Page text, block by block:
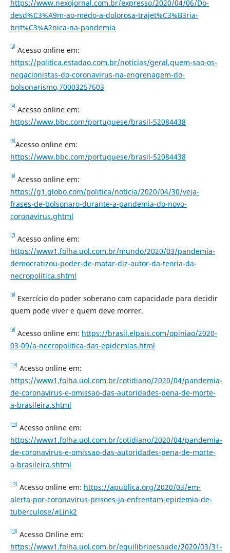
https://www.nexojornal.com.br/expresso/2020/04/06/Do-
desd%C3%A9m-ao-medo-a-dolorosa-trajet%C3%B3ria-
brit%C3%A2nica-na-pandemia
[3] Acesso online em:
https://politica.estadao.com.br/noticias/geral,quem-sao-os-
negacionistas-do-coronavirus-na-engrenagem-do-
bolsonarismo,70003257603
[4] Acesso online em:
https://www.bbc.com/portuguese/brasil-52084438
[5] Acesso online em:
https://www.bbc.com/portuguese/brasil-52084438
[6] Acesso online em:
https://g1.globo.com/politica/noticia/2020/04/30/veja-
frases-de-bolsonaro-durante-a-pandemia-do-novo-
coronavirus.ghtml
[7] Acesso online em:
https://www1.folha.uol.com.br/mundo/2020/03/pandemia-
democratizou-poder-de-matar-diz-autor-da-teoria-da-
necropolitica.shtml
[8]
Exercício do poder soberano com capacidade para decidir
quem pode viver e quem deve morrer.
[9] Acesso online em: https://brasil.elpais.com/opiniao/2020-
03-09/a-necropolitica-das-epidemias.html
[10] Acesso online em:
https://www1.folha.uol.com.br/cotidiano/2020/04/pandemia-
de-coronavirus-e-omissao-das-autoridades-pena-de-morte-
a-brasileira.shtml
[11] Acesso online em:
https://www1.folha.uol.com.br/cotidiano/2020/04/pandemia-
de-coronavirus-e-omissao-das-autoridades-pena-de-morte-
a-brasileira.shtml
[12] Acesso online em: https://apublica.org/2020/03/em-
alerta-por-coronavirus-prisoes-ja-enfrentam-epidemia-de-
tuberculose/#Link2
[13] Acesso Online em:
https://www1.folha.uol.com.br/equilibrioesaude/2020/03/31-